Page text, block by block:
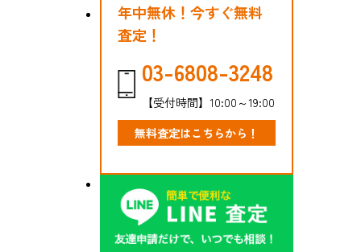
年中無休！今すぐ無料
査定！
03-6808-3248
【受付時間】10:00～19:00
無料査定はこちらから！